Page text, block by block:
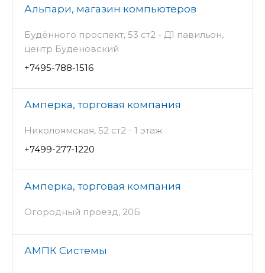
Альпари, магазин компьютеров
Будённого проспект, 53 ст2 - Д1 павильон,
центр Буденовский
+7495-788-1516
Амперка, торговая компания
Николоямская, 52 ст2 - 1 этаж
+7499-277-1220
Амперка, торговая компания
Огородный проезд, 20Б
АМПК Системы